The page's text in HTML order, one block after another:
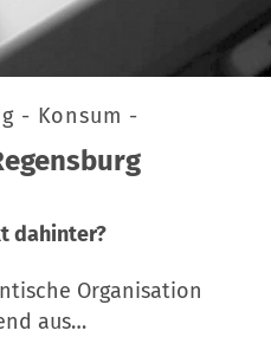
- Konsum -
dahinter?
Organisation
aus…